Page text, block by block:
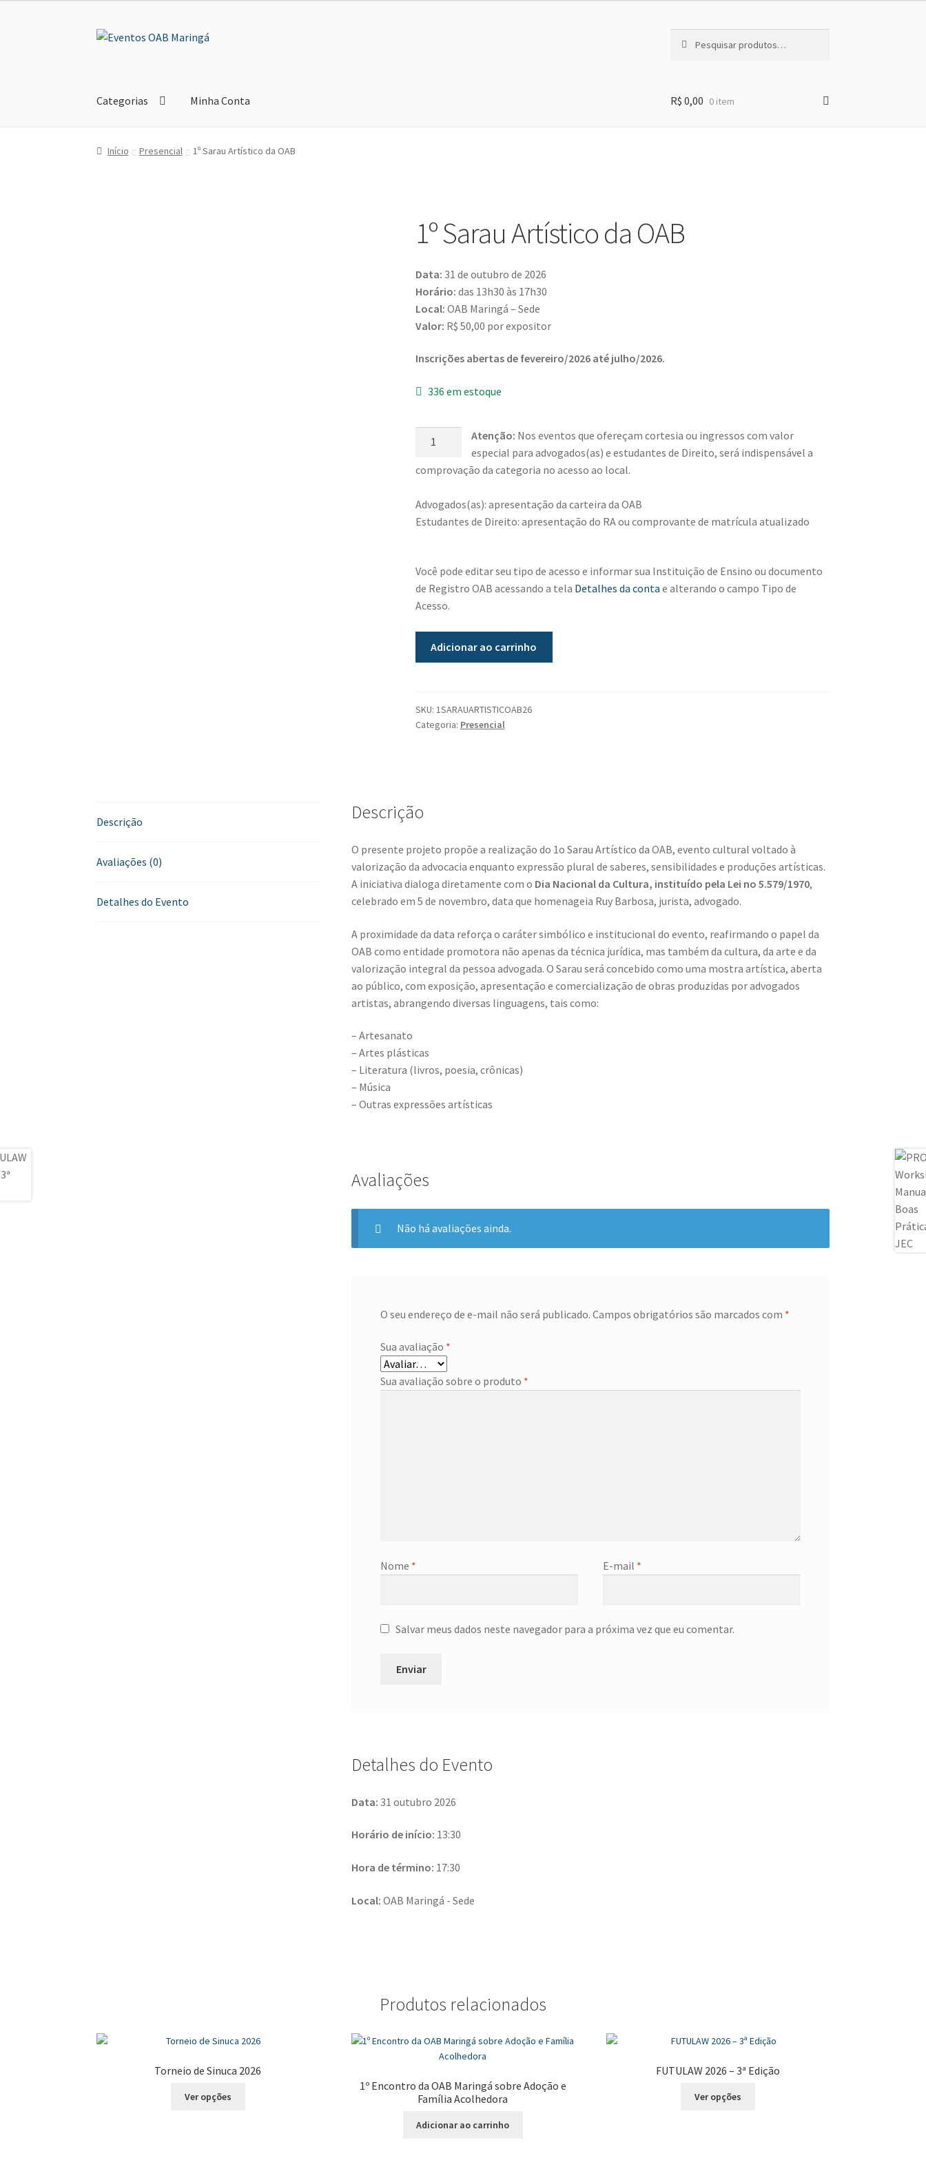
Pular
Pular
por:
Categorias Minha Conta R$ 0,00 0 item
Início Presencial 1º Sarau Artístico da OAB
1º Sarau Artístico da OAB
Data: 31 de outubro de 2026
Horário: das 13h30 às 17h30
Local: OAB Maringá – Sede
Valor: R$ 50,00 por expositor
Inscrições abertas de fevereiro/2026 até julho/2026.
336 em estoque
Artístico
OAB
quantidade
Atenção: Nos eventos que ofereçam cortesia ou ingressos com valor
especial para advogados(as) e estudantes de Direito, será indispensável a
comprovação da categoria no acesso ao local.
Advogados(as): apresentação da carteira da OAB
Estudantes de Direito: apresentação do RA ou comprovante de matrícula atualizado
Você pode editar seu tipo de acesso e informar sua Instituição de Ensino ou documento
de Registro OAB acessando a tela Detalhes da conta e alterando o campo Tipo de
Acesso.
Adicionar ao carrinho
SKU: 1SARAUARTISTICOAB26
Categoria: Presencial
Descrição
Avaliações (0)
Detalhes do Evento
Descrição
O presente projeto propõe a realização do 1o Sarau Artístico da OAB, evento cultural voltado à
valorização da advocacia enquanto expressão plural de saberes, sensibilidades e produções artísticas.
A iniciativa dialoga diretamente com o Dia Nacional da Cultura, instituído pela Lei no 5.579/1970,
celebrado em 5 de novembro, data que homenageia Ruy Barbosa, jurista, advogado.
A proximidade da data reforça o caráter simbólico e institucional do evento, reafirmando o papel da
OAB como entidade promotora não apenas da técnica jurídica, mas também da cultura, da arte e da
valorização integral da pessoa advogada. O Sarau será concebido como uma mostra artística, aberta
ao público, com exposição, apresentação e comercialização de obras produzidas por advogados
artistas, abrangendo diversas linguagens, tais como:
– Artesanato
– Artes plásticas
– Literatura (livros, poesia, crônicas)
– Música
– Outras expressões artísticas
Avaliações
Não há avaliações ainda.
O seu endereço de e-mail não será publicado. Campos obrigatórios são marcados com *
Sua avaliação *
Sua avaliação sobre o produto *
Nome * E-mail *
Salvar meus dados neste navegador para a próxima vez que eu comentar.
Detalhes do Evento
Data:31 outubro 2026
Horário de início: 13:30
Hora de término: 17:30
Local:OAB Maringá - Sede
Produtos relacionados
Torneio de Sinuca 2026
Ver opções
1º Encontro da OAB Maringá sobre Adoção e
Família Acolhedora
Adicionar ao carrinho
FUTULAW 2026 – 3ª Edição
Ver opções